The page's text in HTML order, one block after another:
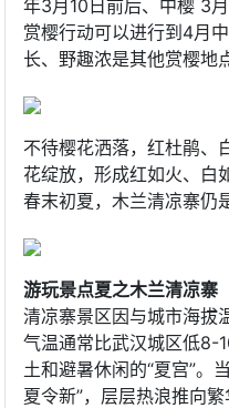
年3月10日前后、中樱 3
赏樱行动可以进行到4月
长、野趣浓是其他赏樱地
不待樱花洒落，红杜鹃、
花绽放，形成红如火、白
春末初夏，木兰清凉寨仍
游玩景点夏之木兰清凉寨
清凉寨景区因与城市海拔
气温通常比武汉城区低
土和避暑休闲的“夏宫”。
夏令新”，层层热浪推向